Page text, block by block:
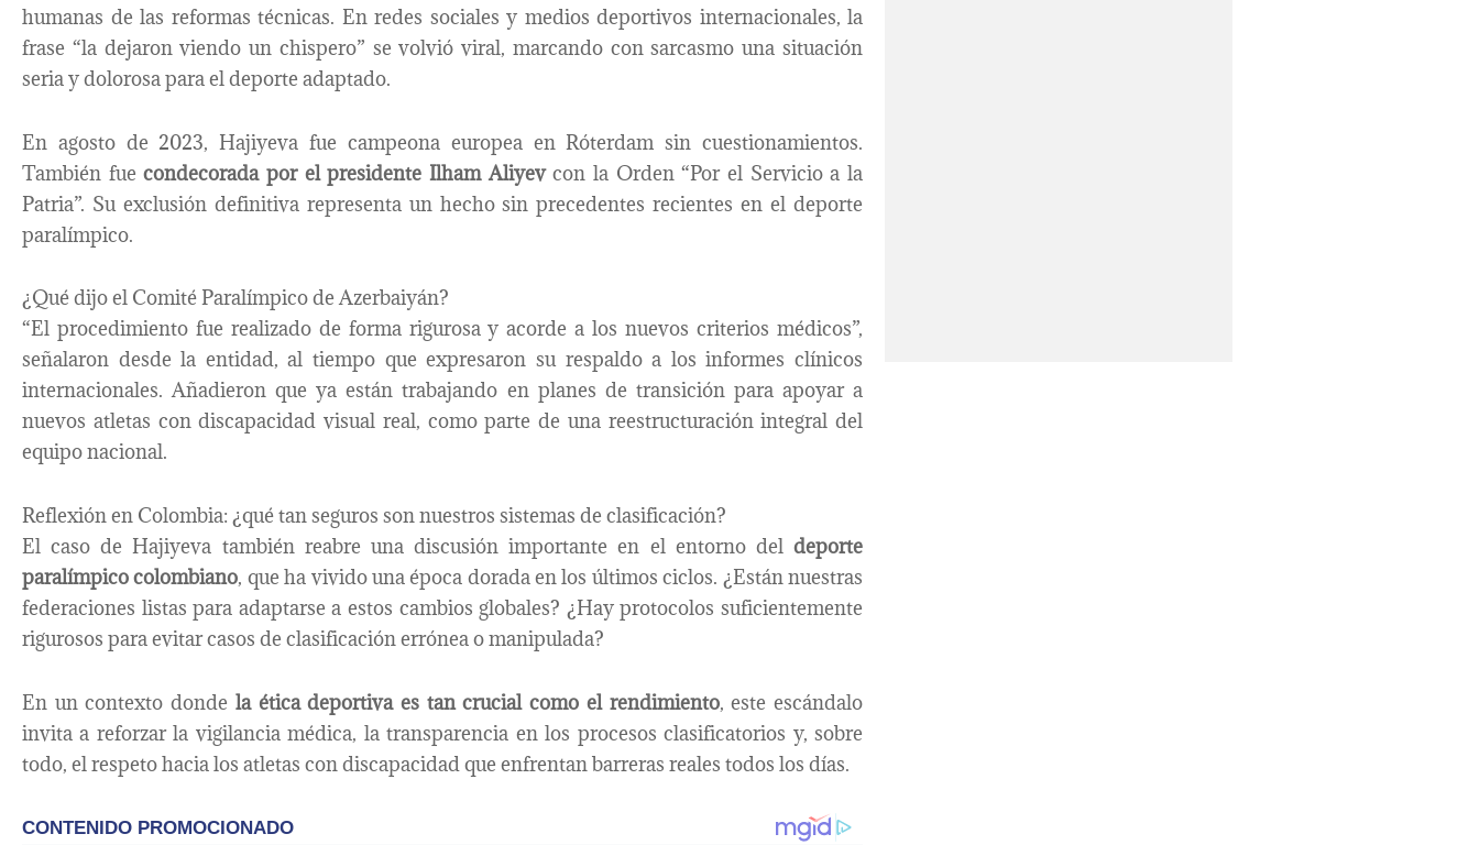
humanas de las reformas técnicas. En redes sociales y medios deportivos internacionales, la
frase “la dejaron viendo un chispero” se volvió viral, marcando con sarcasmo una situación
seria y dolorosa para el deporte adaptado.
En agosto de 2023, Hajiyeva fue campeona europea en Róterdam sin cuestionamientos.
También fuecondecorada por el presidente Ilham Aliyevcon la Orden “Por el Servicio a la
Patria”. Su exclusión definitiva representa un hecho sin precedentes recientes en el deporte
paralímpico.
¿Qué dijo el Comité Paralímpico de Azerbaiyán?
“El procedimiento fue realizado de forma rigurosa y acorde a los nuevos criterios médicos”,
señalaron desde la entidad, al tiempo que expresaron su respaldo a los informes clínicos
internacionales. Añadieron que ya están trabajando en planes de transición para apoyar a
nuevos atletas con discapacidad visual real, como parte de una reestructuración integral del
equipo nacional.
Reflexión en Colombia: ¿qué tan seguros son nuestros sistemas de clasificación?
El caso de Hajiyeva también reabre una discusión importante en el entorno del deporte
paralímpico colombiano, que ha vivido una época dorada en los últimos ciclos. ¿Están nuestras
federaciones listas para adaptarse a estos cambios globales? ¿Hay protocolos suficientemente
rigurosos para evitar casos de clasificación errónea o manipulada?
En un contexto donde la ética deportiva es tan crucial como el rendimiento, este escándalo
invita a reforzar la vigilancia médica, la transparencia en los procesos clasificatorios y, sobre
todo, el respeto hacia los atletas con discapacidad que enfrentan barreras reales todos los días.